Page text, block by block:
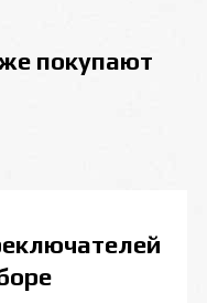
покупают